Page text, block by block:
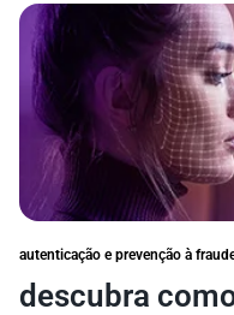
autenticação e prevenção à
descubra